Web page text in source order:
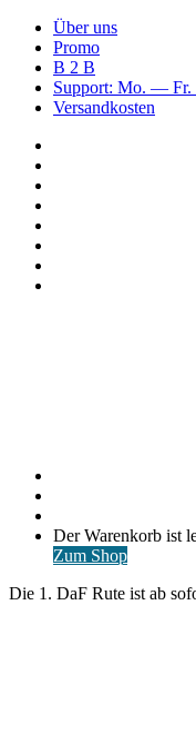
Über uns
Promo
B 2 B
Support: Mo. —
Versandkosten
Warenkorb
ansehen
Der Warenkorb ist
Zum Shop
Die 1. DaF Rute ist ab